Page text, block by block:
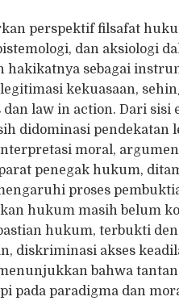
perspektif filsafat
dan aksiologi
hakikatnya sebagai
kekuasaan,
law in action. Dari sisi
didominasi pendekatan
moral,
penegak hukum,
proses
hukum masih belum
hukum, terbukti
diskriminasi akses
bahwa
pada paradigma dan